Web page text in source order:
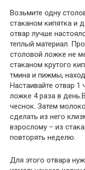
Возьмите одну
стаканом кипятка и
отвар лучше
теплый материал.
столовой ложке не
стаканом крутого
тмина и пижмы,
Настаивайте отвар 1
ложке 4 раза в
чеснок. Затем
сделать из него
взрослому – из
повторять неделю.
Для этого отвара